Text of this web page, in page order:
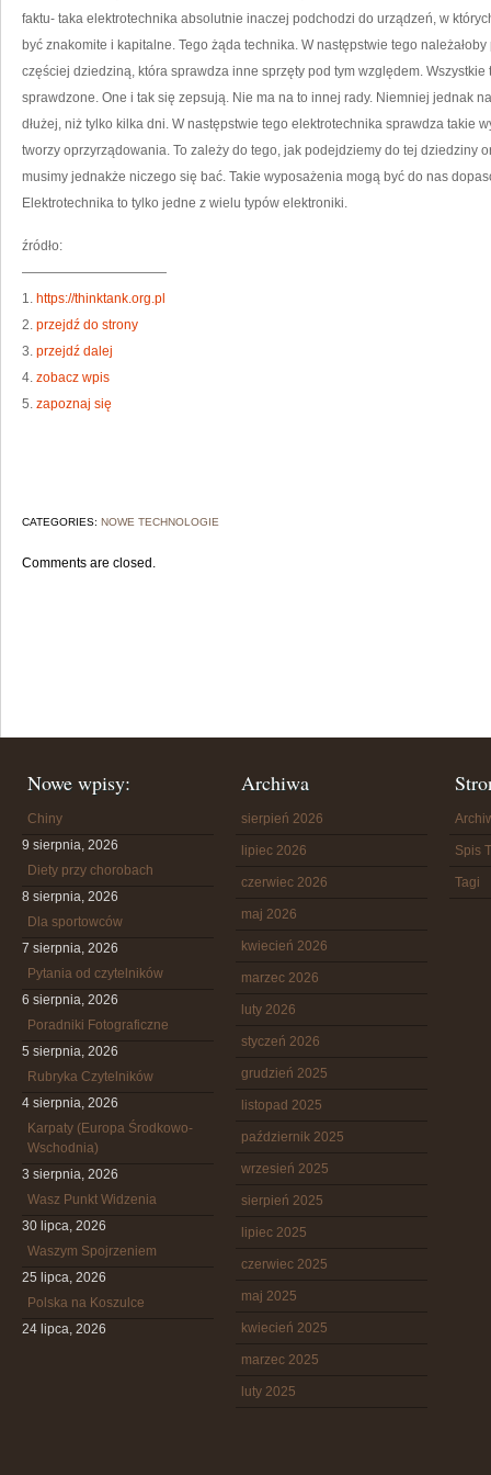
faktu- taka elektrotechnika absolutnie inaczej podchodzi do urządzeń, w
być znakomite i kapitalne. Tego żąda technika. W następstwie tego
częściej dziedziną, która sprawdza inne sprzęty pod tym względem.
sprawdzone. One i tak się zepsują. Nie ma na to innej rady. Niemniej jednak
dłużej, niż tylko kilka dni. W następstwie tego elektrotechnika sprawdza takie
tworzy oprzyrządowania. To zależy do tego, jak podejdziemy do tej dziedziny
musimy jednakże niczego się bać. Takie wyposażenia mogą być do nas
Elektrotechnika to tylko jedne z wielu typów elektroniki.
źródło:
———————————
1. https://thinktank.org.pl
2. przejdź do strony
3. przejdź dalej
4. zobacz wpis
5. zapoznaj się
CATEGORIES: NOWE TECHNOLOGIE
Comments are closed.
Nowe wpisy:
Chiny
9 sierpnia, 2026
Diety przy chorobach
8 sierpnia, 2026
Dla sportowców
7 sierpnia, 2026
Pytania od czytelników
6 sierpnia, 2026
Poradniki Fotograficzne
5 sierpnia, 2026
Rubryka Czytelników
4 sierpnia, 2026
Karpaty (Europa Środkowo-
Wschodnia)
3 sierpnia, 2026
Wasz Punkt Widzenia
30 lipca, 2026
Waszym Spojrzeniem
25 lipca, 2026
Polska na Koszulce
24 lipca, 2026
Archiwa
sierpień 2026
lipiec 2026
czerwiec 2026
maj 2026
kwiecień 2026
marzec 2026
luty 2026
styczeń 2026
grudzień 2025
listopad 2025
październik 2025
wrzesień 2025
sierpień 2025
lipiec 2025
czerwiec 2025
maj 2025
kwiecień 2025
marzec 2025
luty 2025
Spis
Tagi